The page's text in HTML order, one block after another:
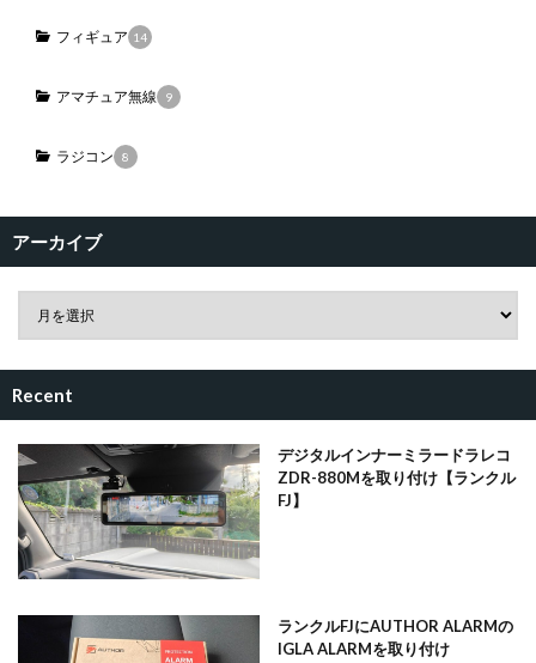
フィギュア 14
アマチュア無線 9
ラジコン 8
アーカイブ
Recent
デジタルインナーミラードラレコ
ZDR-880Mを取り付け【ランクル
FJ】
ランクルFJにAUTHOR ALARMの
IGLA ALARMを取り付け